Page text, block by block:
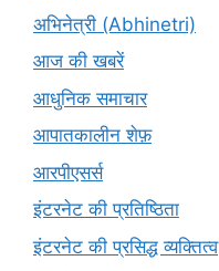
अभिनेत्री (Abhinetri)
आज की खबरें
आधुनिक समाचार
आपातकालीन शेफ़
आरपीएसर्स
इंटरनेट की प्रतिष्ठिता
इंटरनेट की प्रसिद्ध व्यक्तित्व